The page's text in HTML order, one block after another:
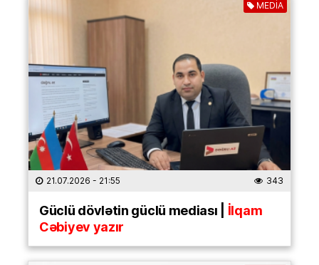
MEDİA
21.07.2026 - 21:55 343
Güclü dövlətin güclü mediası | İlqam
Cəbiyev yazır